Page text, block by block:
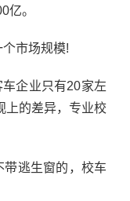
亿。
市场规模!
企业只有20家左
上的差异，专业校
逃生窗的，校车